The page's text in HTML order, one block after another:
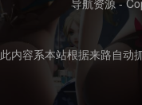
导航资源 -
此内容系本站根据来路自动